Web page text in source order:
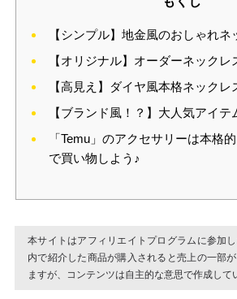
【シンプル】地金風のおしゃれネ
【オリジナル】オーダーネックレ
【高見え】ダイヤ風本格ネックレ
【ブランド風！？】大人気アイテ
「Temu」のアクセサリーは本格
で買い物しよう♪
本サイトはアフィリエイトプログラムに参加
内で紹介した商品が購入されると売上の一部
ますが、コンテンツは自主的な意思で作成して